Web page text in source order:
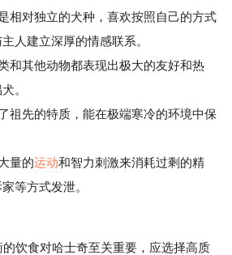
对独立的犬种，喜欢按照自己的方式
人建立深厚的情感联系。
其他动物都表现出极大的友好和热
。
先的特质，能在极端寒冷的环境中保
量的运动和智力刺激来消耗过剩的精
等方式发泄。
食对哈士奇至关重要，应选择高质